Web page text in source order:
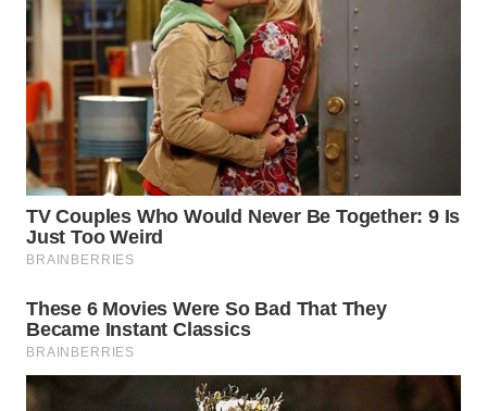
WN
NUSANTARA
WN
JOGJA
WN
JATIM
BALI
KALBAR